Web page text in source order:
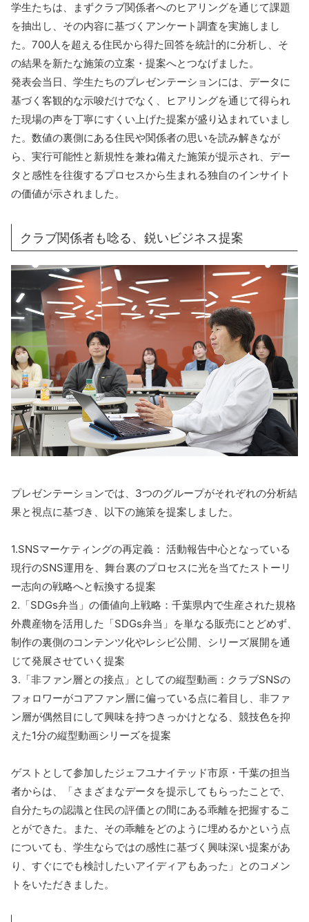
学生たちは、まずクラブ関係者へのヒアリングを通じて課題
を抽出し、その内容に基づくアンケート調査を実施しまし
た。700人を超える住民から得た回答を統計的に分析し、そ
の結果を新たな施策の立案・提案へとつなげました。
発表会当日、学生たちのプレゼンテーションには、データに
基づく客観的な示唆だけでなく、ヒアリングを通じて得られ
た現場の声を丁寧にすくい上げた提案が盛り込まれていまし
た。数値の裏側にある住民や関係者の思いを読み解きなが
ら、実行可能性と新規性を兼ね備えた施策が提示され、デー
タと感性を往復するプロセスから生まれる独自のインサイト
の価値が示されました。
クラブ関係者も唸る、鋭いビジネス提案
プレゼンテーションでは、3つのグループがそれぞれの分析結
果と視点に基づき、以下の施策を提案しました。
1.SNSマーケティングの再定義： 活動報告中心となっている
現行のSNS運用を、舞台裏のプロセスに光を当てたストーリ
ー志向の戦略へと転換する提案
2.「SDGs弁当」の価値向上戦略：千葉県内で生産された規格
外農産物を活用した「SDGs弁当」を単なる販売にとどめず、
制作の裏側のコンテンツ化やレシピ公開、シリーズ展開を通
じて発展させていく提案
3.「非ファン層との接点」としての縦型動画：クラブSNSの
フォロワーがコアファン層に偏っている点に着目し、非ファ
ン層が偶然目にして興味を持つきっかけとなる、競技色を抑
えた1分の縦型動画シリーズを提案
ゲストとして参加したジェフユナイテッド市原・千葉の担当
者からは、「さまざまなデータを提示してもらったことで、
自分たちの認識と住民の評価との間にある乖離を把握するこ
とができた。また、その乖離をどのように埋めるかという点
についても、学生ならではの感性に基づく興味深い提案があ
り、すぐにでも検討したいアイディアもあった」とのコメン
トをいただきました。